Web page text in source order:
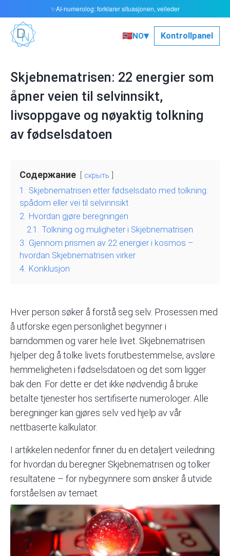
🇳🇴NO▾ Kontrollpanel
Skjebnematrisen: 22 energier som
åpner veien til selvinnsikt,
livsoppgave og nøyaktig tolkning
av fødselsdatoen
Содержание скрыть
1. Skjebnematrisen etter fødselsdato med tolkning:
spådom eller vei til selvinnsikt
2. Hvordan gjøre beregningen
2.1. Tolkning og muligheter i Skjebnematrisen
3. Gjennom prismen av 22 energier i kosmos –
hvordan Skjebnematrisen virker
4. Konklusjon
Hver person søker å forstå seg selv. Prosessen med
å utforske egen personlighet begynner i
barndommen og varer hele livet. Skjebnematrisen
hjelper deg å tolke livets forutbestemmelse, avsløre
hemmeligheten i fødselsdatoen og det som ligger
bak den. For dette er det ikke nødvendig å bruke
betalte tjenester hos sertifiserte numerologer. Alle
beregninger kan gjøres selv ved hjelp av vår
nettbaserte kalkulator.
I artikkelen nedenfor finner du en detaljert veiledning
for hvordan du beregner Skjebnematrisen og tolker
resultatene – for nybegynnere som ønsker å utvide
forståelsen av temaet.
✨AI-numerolog: forklarer situasjonen, veileder